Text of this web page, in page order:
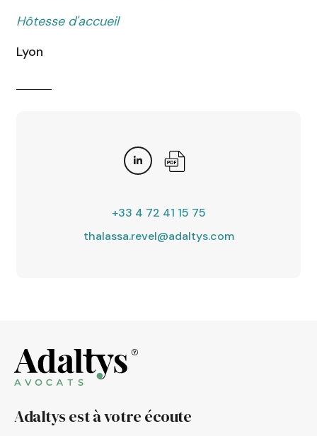
Hôtesse d'accueil
Lyon
+33 4 72 41 15 75
thalassa.revel@adaltys.com
Adaltys est à votre écoute